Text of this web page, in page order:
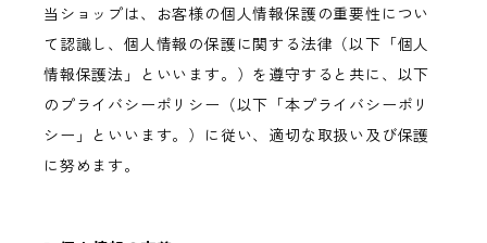
当ショップは、お客様の個人情報保護の重要性につい
て認識し、個人情報の保護に関する法律（以下「個人
情報保護法」といいます。）を遵守すると共に、以下
のプライバシーポリシー（以下「本プライバシーポリ
シー」といいます。）に従い、適切な取扱い及び保護
に努めます。